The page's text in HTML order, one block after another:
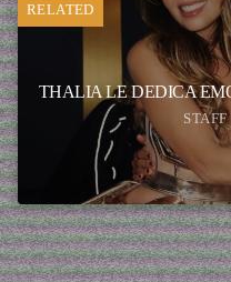
RELATED
THALIA LE DEDICA